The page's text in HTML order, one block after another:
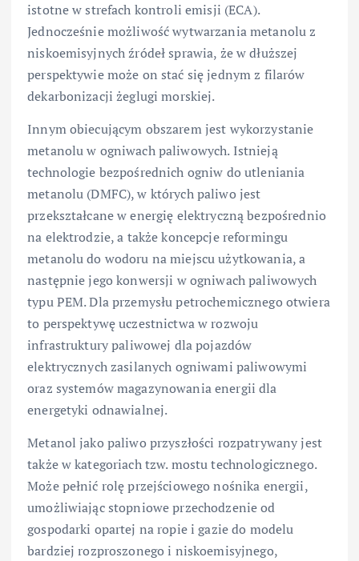
istotne w strefach kontroli emisji (ECA).
Jednocześnie możliwość wytwarzania metanolu z
niskoemisyjnych źródeł sprawia, że w dłuższej
perspektywie może on stać się jednym z filarów
dekarbonizacji żeglugi morskiej.
Innym obiecującym obszarem jest wykorzystanie
metanolu w ogniwach paliwowych. Istnieją
technologie bezpośrednich ogniw do utleniania
metanolu (DMFC), w których paliwo jest
przekształcane w energię elektryczną bezpośrednio
na elektrodzie, a także koncepcje reformingu
metanolu do wodoru na miejscu użytkowania, a
następnie jego konwersji w ogniwach paliwowych
typu PEM. Dla przemysłu petrochemicznego otwiera
to perspektywę uczestnictwa w rozwoju
infrastruktury paliwowej dla pojazdów
elektrycznych zasilanych ogniwami paliwowymi
oraz systemów magazynowania energii dla
energetyki odnawialnej.
Metanol jako paliwo przyszłości rozpatrywany jest
także w kategoriach tzw. mostu technologicznego.
Może pełnić rolę przejściowego nośnika energii,
umożliwiając stopniowe przechodzenie od
gospodarki opartej na ropie i gazie do modelu
bardziej rozproszonego i niskoemisyjnego,